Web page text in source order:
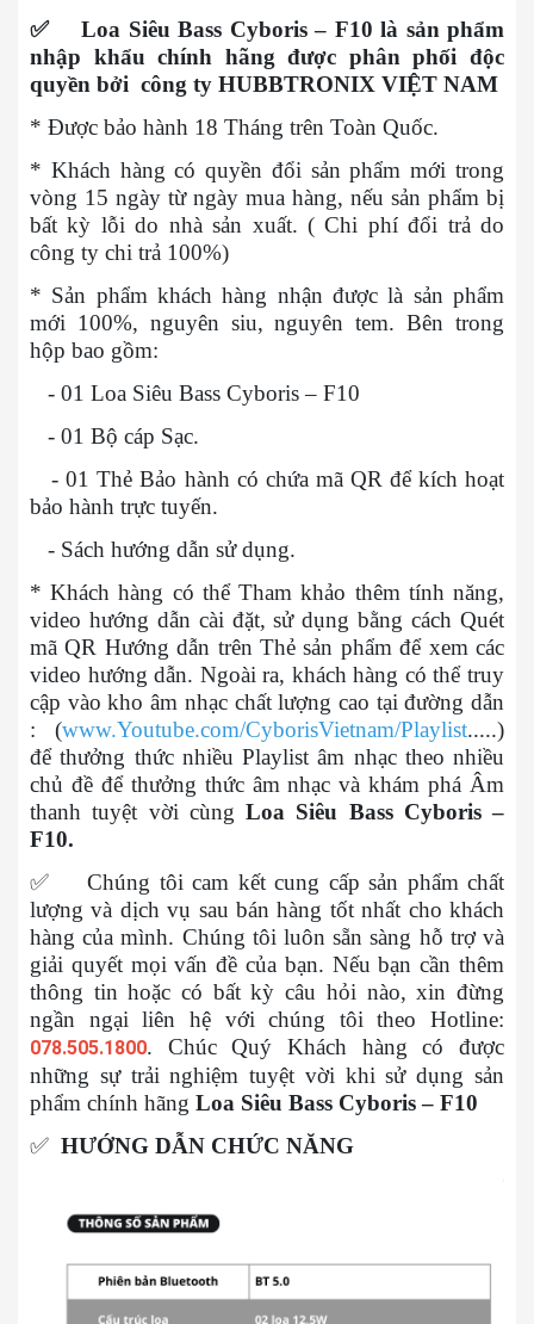
✅ Loa Siêu Bass Cyboris – F10 là sản phẩm
nhập khẩu chính hãng được phân phối độc
quyền bởi công ty HUBBTRONIX VIỆT NAM
* Được bảo hành 18 Tháng trên Toàn Quốc.
* Khách hàng có quyền đổi sản phẩm mới trong
vòng 15 ngày từ ngày mua hàng, nếu sản phẩm bị
bất kỳ lỗi do nhà sản xuất. ( Chi phí đổi trả do
công ty chi trả 100%)
* Sản phẩm khách hàng nhận được là sản phẩm
mới 100%, nguyên siu, nguyên tem. Bên trong
hộp bao gồm:
- 01 Loa Siêu Bass Cyboris – F10
- 01 Bộ cáp Sạc.
- 01 Thẻ Bảo hành có chứa mã QR để kích hoạt
bảo hành trực tuyến.
- Sách hướng dẫn sử dụng.
* Khách hàng có thể Tham khảo thêm tính năng,
video hướng dẫn cài đặt, sử dụng bằng cách Quét
mã QR Hướng dẫn trên Thẻ sản phẩm để xem các
video hướng dẫn. Ngoài ra, khách hàng có thể truy
cập vào kho âm nhạc chất lượng cao tại đường dẫn
: (www.Youtube.com/CyborisVietnam/Playlist.....)
để thưởng thức nhiều Playlist âm nhạc theo nhiều
chủ đề để thưởng thức âm nhạc và khám phá Âm
thanh tuyệt vời cùng Loa Siêu Bass Cyboris –
F10.
✅
Chúng tôi cam kết cung cấp sản phẩm chất
lượng và dịch vụ sau bán hàng tốt nhất cho khách
hàng của mình. Chúng tôi luôn sẵn sàng hỗ trợ và
giải quyết mọi vấn đề của bạn. Nếu bạn cần thêm
thông tin hoặc có bất kỳ câu hỏi nào, xin đừng
ngần ngại liên hệ với chúng tôi theo Hotline:
078.505.1800. Chúc Quý Khách hàng có được
những sự trải nghiệm tuyệt vời khi sử dụng sản
phẩm chính hãng Loa Siêu Bass Cyboris – F10
✅ HƯỚNG DẪN CHỨC NĂNG